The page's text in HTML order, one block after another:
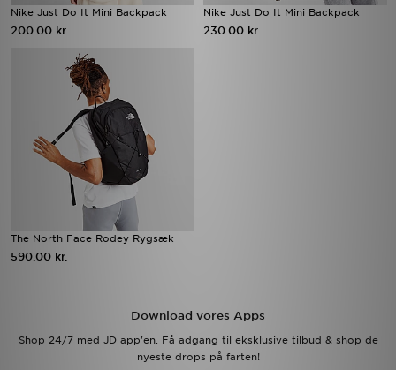
Nike Just Do It Mini Backpack
200.00 kr.
Nike Just Do It Mini Backpack
230.00 kr.
The North Face Rodey Rygsæk
590.00 kr.
Download vores Apps
Shop 24/7 med JD app'en. Få adgang til eksklusive tilbud & shop de
nyeste drops på farten!